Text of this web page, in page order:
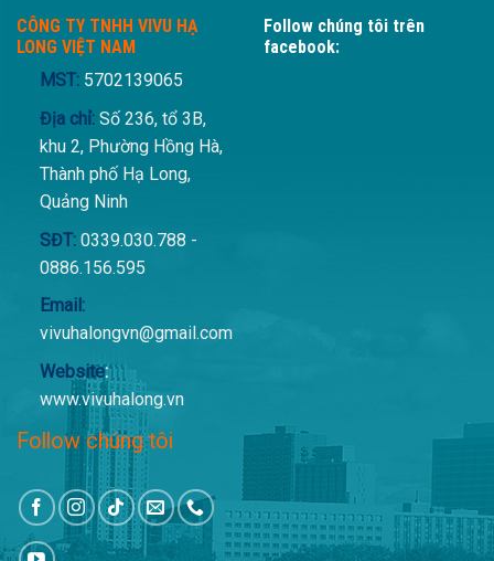
CÔNG TY TNHH VIVU HẠ
LONG VIỆT NAM
MST: 5702139065
Địa chỉ:Số 236, tổ 3B,
khu 2, Phường Hồng Hà,
Thành phố Hạ Long,
Quảng Ninh
SĐT:0339.030.788 -
0886.156.595
Email:
vivuhalongvn@gmail.com
Website:
www.vivuhalong.vn
Follow chúng tôi
Follow chúng tôi trên
facebook: